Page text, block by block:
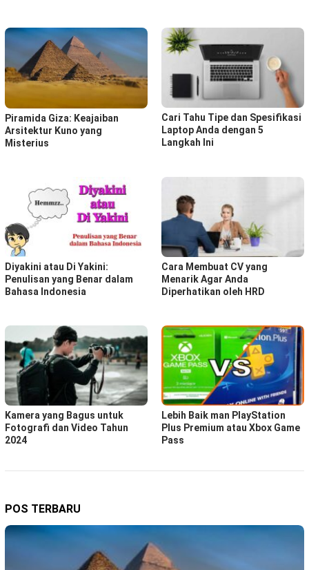
Piramida Giza: Keajaiban
Arsitektur Kuno yang
Misterius
Cari Tahu Tipe dan Spesifikasi
Laptop Anda dengan 5
Langkah Ini
Diyakini atau Di Yakini:
Penulisan yang Benar dalam
Bahasa Indonesia
Cara Membuat CV yang
Menarik Agar Anda
Diperhatikan oleh HRD
Kamera yang Bagus untuk
Fotografi dan Video Tahun
2024
Lebih Baik man PlayStation
Plus Premium atau Xbox Game
Pass
POS TERBARU